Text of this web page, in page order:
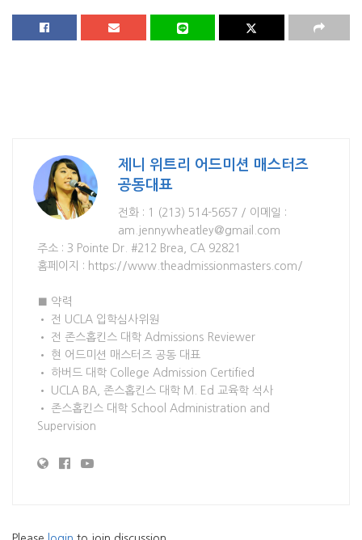
제니 위트리 어드미션 매스터즈
공동대표
전화 : 1 (213) 514-5657 / 이메일 :
am.jennywheatley@gmail.com
주소 : 3 Pointe Dr. #212 Brea, CA 92821
홈페이지 : https://www.theadmissionmasters.com/
■ 약력
• 전 UCLA 입학심사위원
• 전 존스홉킨스 대학 Admissions Reviewer
• 현 어드미션 매스터즈 공동 대표
• 하버드 대학 College Admission Certified
• UCLA BA, 존스홉킨스 대학 M. Ed 교육학 석사
• 존스홉킨스 대학 School Administration and
Supervision